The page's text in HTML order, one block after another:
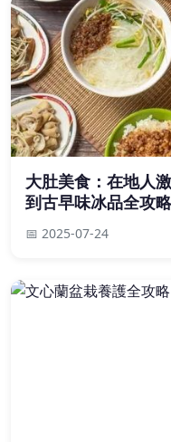
大肚美食：在地人
到古早味冰品全攻略
📅 2025-07-24